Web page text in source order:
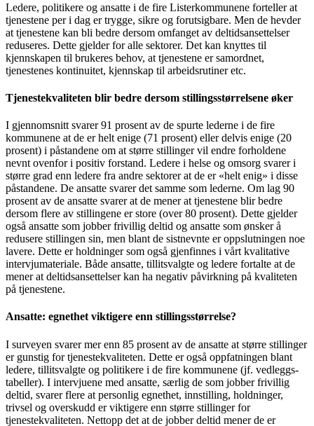
Ledere, politikere og ansatte i de fire Listerkommunene forteller at
tjenestene per i dag er trygge, sikre og forutsigbare. Men de hevder
at tjenestene kan bli bedre dersom omfanget av deltidsansettelser
reduseres. Dette gjelder for alle sektorer. Det kan knyttes til
kjennskapen til brukeres behov, at tjenestene er samordnet,
tjenestenes kontinuitet, kjennskap til arbeidsrutiner etc.
Tjenestekvaliteten blir bedre dersom stillingsstørrelsene øker
I gjennomsnitt svarer 91 prosent av de spurte lederne i de fire
kommunene at de er helt enige (71 prosent) eller delvis enige (20
prosent) i påstandene om at større stillinger vil endre forholdene
nevnt ovenfor i positiv forstand. Ledere i helse og omsorg svarer i
større grad enn ledere fra andre sektorer at de er «helt enig» i disse
påstandene. De ansatte svarer det samme som lederne. Om lag 90
prosent av de ansatte svarer at de mener at tjenestene blir bedre
dersom flere av stillingene er store (over 80 prosent). Dette gjelder
også ansatte som jobber frivillig deltid og ansatte som ønsker å
redusere stillingen sin, men blant de sistnevnte er oppslutningen noe
lavere. Dette er holdninger som også gjenfinnes i vårt kvalitative
intervjumateriale. Både ansatte, tillitsvalgte og ledere fortalte at de
mener at deltidsansettelser kan ha negativ påvirkning på kvaliteten
på tjenestene.
Ansatte: egnethet viktigere enn stillingsstørrelse?
I surveyen svarer mer enn 85 prosent av de ansatte at større stillinger
er gunstig for tjenestekvaliteten. Dette er også oppfatningen blant
ledere, tillitsvalgte og politikere i de fire kommunene (jf. vedleggs­
tabeller). I intervjuene med ansatte, særlig de som jobber frivillig
deltid, svarer flere at personlig egnethet, innstilling, holdninger,
trivsel og overskudd er viktigere enn større stillinger for
tjenestekvaliteten. Nettopp det at de jobber deltid mener de er